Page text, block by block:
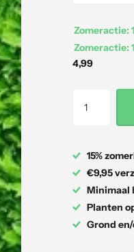
Zomeractie:
Zomeractie:
4,99
15%
€9,95
Minimaal
Planten
Grond